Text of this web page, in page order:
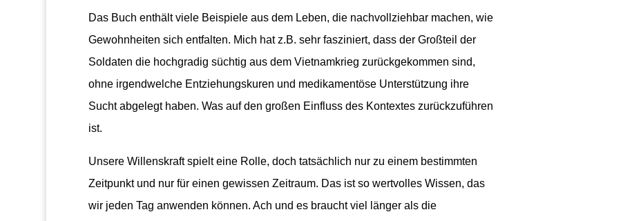
Das Buch enthält viele Beispiele aus dem Leben, die nachvollziehbar machen, wie
Gewohnheiten sich entfalten. Mich hat z.B. sehr fasziniert, dass der Großteil der
Soldaten die hochgradig süchtig aus dem Vietnamkrieg zurückgekommen sind,
ohne irgendwelche Entziehungskuren und medikamentöse Unterstützung ihre
Sucht abgelegt haben. Was auf den großen Einfluss des Kontextes zurückzuführen
ist.
Unsere Willenskraft spielt eine Rolle, doch tatsächlich nur zu einem bestimmten
Zeitpunkt und nur für einen gewissen Zeitraum. Das ist so wertvolles Wissen, das
wir jeden Tag anwenden können. Ach und es braucht viel länger als die